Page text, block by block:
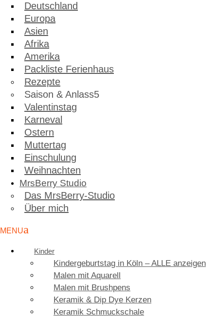
Deutschland
Europa
Asien
Afrika
Amerika
Packliste Ferienhaus
Rezepte
Saison & Anlass
Valentinstag
Karneval
Ostern
Muttertag
Einschulung
Weihnachten
MrsBerry Studio
Das MrsBerry-Studio
Über mich
Kinder
Kindergeburtstag in Köln – ALLE anzeigen
Malen mit Aquarell
Malen mit Brushpens
Keramik & Dip Dye Kerzen
Keramik Schmuckschale